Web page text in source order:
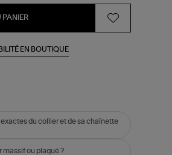
PANIER
EN BOUTIQUE
du collier et de sa chaînette
massif ou plaqué ?